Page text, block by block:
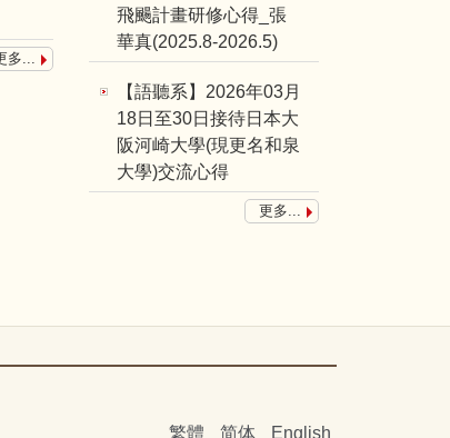
多...
飛颺計畫研修心得_張
華真(2025.8-2026.5)
【語聽系】2026年03月
18日至30日接待日本大
阪河崎大學(現更名和泉
大學)交流心得
更多...
繁體 简体 English